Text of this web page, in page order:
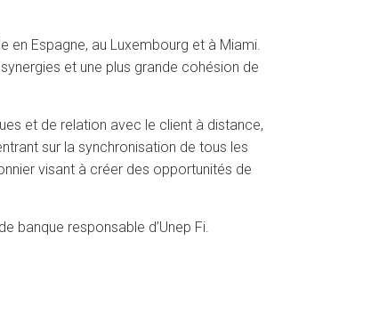
en Espagne, au Luxembourg et à Miami.
et une plus grande cohésion de
et de relation avec le client à distance,
sur la synchronisation de tous les
visant à créer des opportunités de
banque responsable d’Unep Fi.